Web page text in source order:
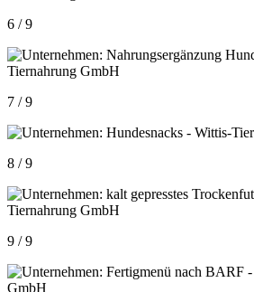
6 / 9
7 / 9
8 / 9
9 / 9